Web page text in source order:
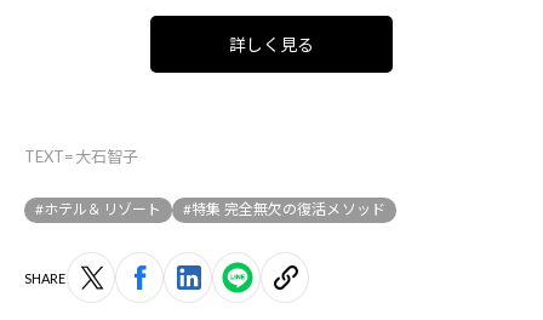
詳しく見る
TEXT=大石智子
#ホテル＆リゾート #特集 完全無欠の復活メソッド
SHARE